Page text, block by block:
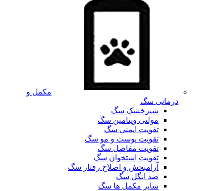
مکمل و
درمانی سگ
شیرخشک سگ
مولتی ویتامین سگ
تقویت ایمنی سگ
تقویت پوست و مو سگ
تقویت مفاصل سگ
تقویت استخوان سگ
آرامبخش و اصلاح رفتار سگ
ضد انگل سگ
سایر مکمل ها سگ